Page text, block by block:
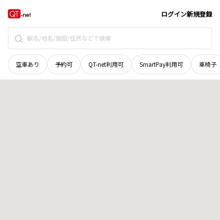
ログイン新規登録
空車あり 予約可 QT-net利用可 SmartPay利用可 車椅子
山口県